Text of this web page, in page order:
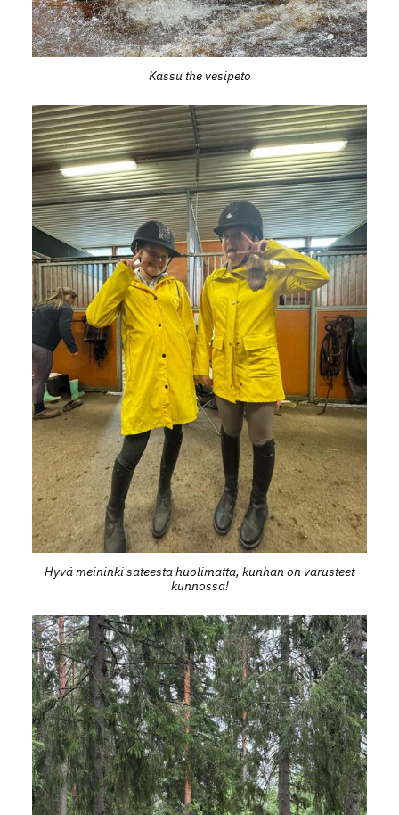
Kassu the vesipeto
Hyvä meininki sateesta huolimatta, kunhan on varusteet
kunnossa!